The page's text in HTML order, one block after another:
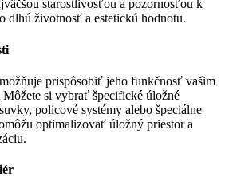
starostlivosťou a pozornosťou k
dlhú životnosť a estetickú hodnotu.
prispôsobiť jeho funkčnosť vašim
si vybrať špecifické úložné
policové systémy alebo špeciálne
optimalizovať úložný priestor a